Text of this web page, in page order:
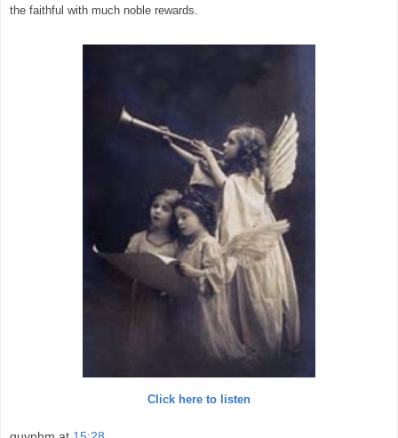
the faithful with much noble rewards.
Click here to listen